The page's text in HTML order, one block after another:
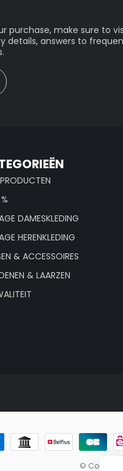
purchase, make sure to
details, answers to
DAMESKLEDING
HERENKLEDING
& ACCESSOIRES
& LAARZEN
©